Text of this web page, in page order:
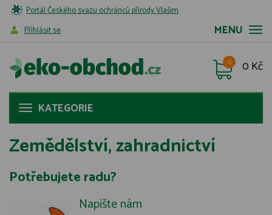
Portál Českého svazu ochránců přírody Vlašim
MENU
Příhlásit se
0 Kč
0
KATEGORIE
Zemědělství, zahradnictví
Potřebujete radu?
Napište nám